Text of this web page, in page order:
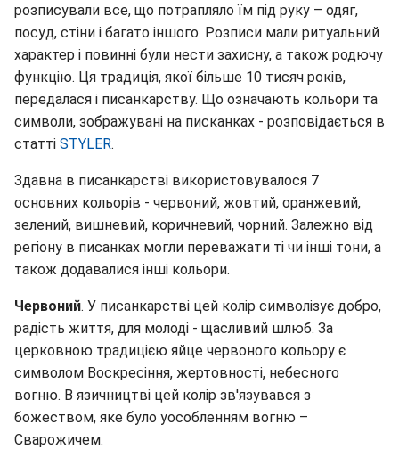
розписували все, що потрапляло їм під руку – одяг,
посуд, стіни і багато іншого. Розписи мали ритуальний
характер і повинні були нести захисну, а також родючу
функцію. Ця традиція, якої більше 10 тисяч років,
передалася і писанкарству. Що означають кольори та
символи, зображувані на писканках - розповідається в
статті STYLER.
Здавна в писанкарстві використовувалося 7
основних кольорів - червоний, жовтий, оранжевий,
зелений, вишневий, коричневий, чорний. Залежно від
регіону в писанках могли переважати ті чи інші тони, а
також додавалися інші кольори.
Червоний. У писанкарстві цей колір символізує добро,
радість життя, для молоді - щасливий шлюб. За
церковною традицією яйце червоного кольору є
символом Воскресіння, жертовності, небесного
вогню. В язичництві цей колір зв'язувався з
божеством, яке було уособленням вогню –
Сварожичем.